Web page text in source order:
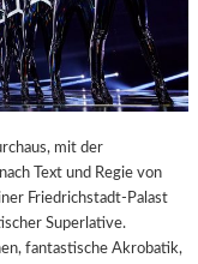
mit der
Text und Regie von
Friedrichstadt-Palast
Superlative.
fantastische Akrobatik,